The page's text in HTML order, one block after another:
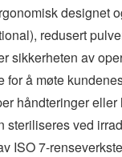
designet
redusert
sikkerheten av
for å møte
håndteringer
steriliseres ved
ISO 7-